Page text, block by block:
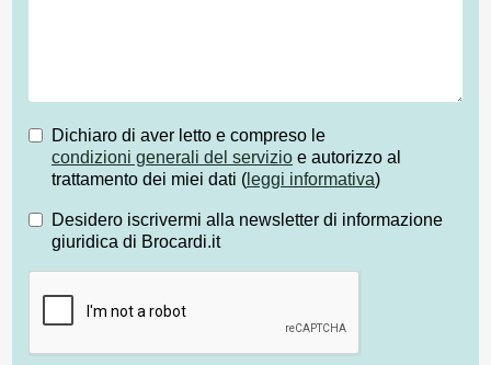
Dichiaro di aver letto e compreso le
condizioni generali del servizio e autorizzo al
trattamento dei miei dati ( leggi informativa)
Desidero iscrivermi alla newsletter di informazione
giuridica di Brocardi.it